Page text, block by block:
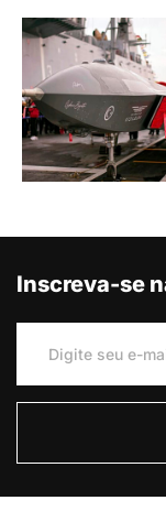
Inscreva-se